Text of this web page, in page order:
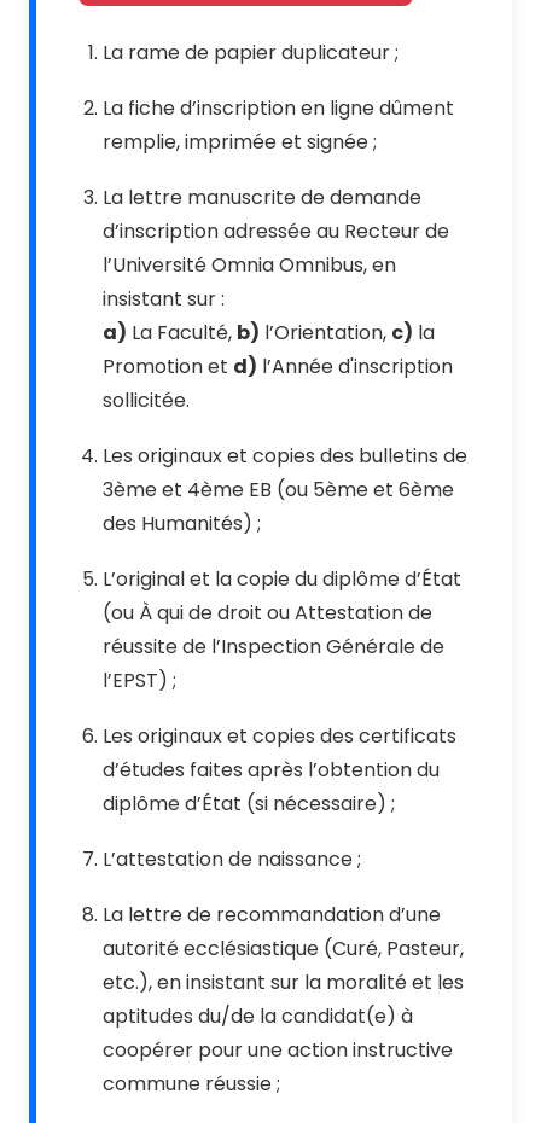
La rame de papier duplicateur ;
La fiche d’inscription en ligne dûment
remplie, imprimée et signée ;
La lettre manuscrite de demande
d’inscription adressée au Recteur de
l’Université Omnia Omnibus, en
insistant sur :
a) La Faculté, b) l’Orientation, c) la
Promotion et d) l’Année d'inscription
sollicitée.
Les originaux et copies des bulletins de
3ème et 4ème EB (ou 5ème et 6ème
des Humanités) ;
L’original et la copie du diplôme d’État
(ou À qui de droit ou Attestation de
réussite de l’Inspection Générale de
l’EPST) ;
Les originaux et copies des certificats
d’études faites après l’obtention du
diplôme d’État (si nécessaire) ;
L’attestation de naissance ;
La lettre de recommandation d’une
autorité ecclésiastique (Curé, Pasteur,
etc.), en insistant sur la moralité et les
aptitudes du/de la candidat(e) à
coopérer pour une action instructive
commune réussie ;